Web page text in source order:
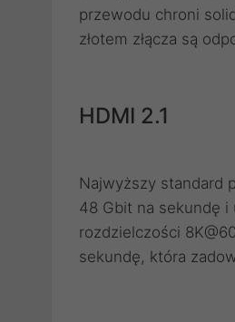
przewodu chroni
złotem złącza są
HDMI 2.1
Najwyższy standard
48 Gbit na sekundę i
rozdzielczości
sekundę, która